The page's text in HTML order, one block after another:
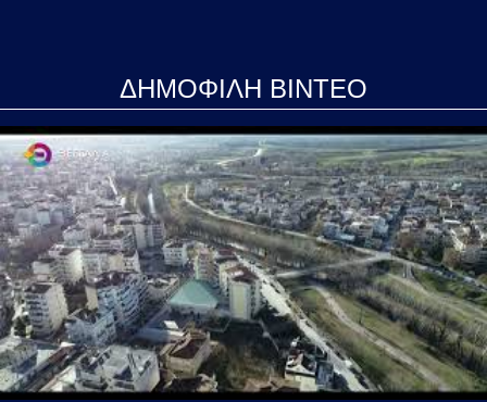
ΔΗΜΟΦΙΛΗ ΒΙΝΤΕΟ